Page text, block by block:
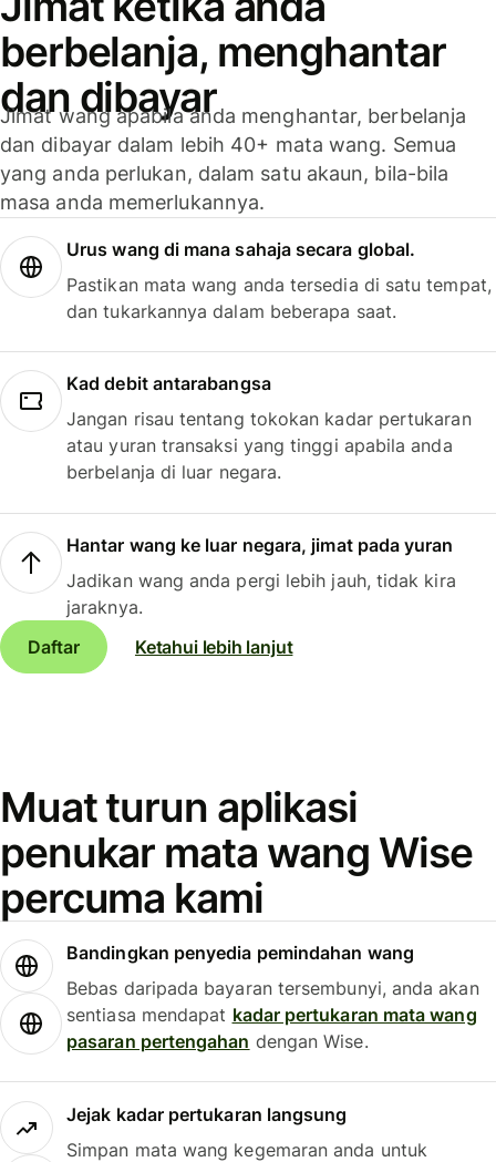
berbelanja, menghantar
dan dibayar
Jimat wang apabila anda menghantar, berbelanja
dan dibayar dalam lebih 40+ mata wang. Semua
yang anda perlukan, dalam satu akaun, bila-bila
masa anda memerlukannya.
Urus wang di mana sahaja secara global.
Pastikan mata wang anda tersedia di satu tempat,
dan tukarkannya dalam beberapa saat.
Kad debit antarabangsa
Jangan risau tentang tokokan kadar pertukaran
atau yuran transaksi yang tinggi apabila anda
berbelanja di luar negara.
Hantar wang ke luar negara, jimat pada yuran
Jadikan wang anda pergi lebih jauh, tidak kira
jaraknya.
Daftar
Ketahui lebih lanjut
Muat turun aplikasi
penukar mata wang Wise
percuma kami
Bandingkan penyedia pemindahan wang
Bebas daripada bayaran tersembunyi, anda akan
sentiasa mendapat kadar pertukaran mata wang
pasaran pertengahan dengan Wise.
Jejak kadar pertukaran langsung
Simpan mata wang kegemaran anda untuk